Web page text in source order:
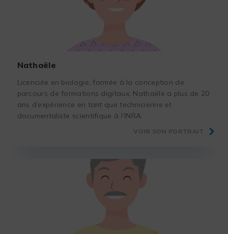
Nathaële
Licenciée en biologie, formée à la conception de
parcours de formations digitaux, Nathaële a plus de 20
ans d’expérience en tant que technicienne et
documentaliste scientifique à l’INRA.
VOIR SON PORTRAIT